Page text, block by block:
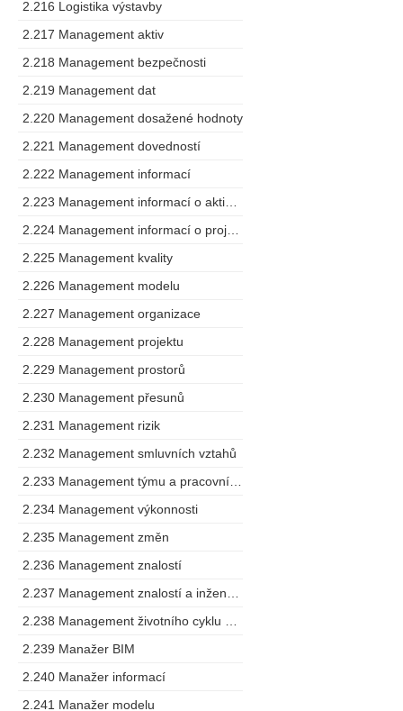
2.216 Logistika výstavby
2.217 Management aktiv
2.218 Management bezpečnosti
2.219 Management dat
2.220 Management dosažené hodnoty
2.221 Management dovedností
2.222 Management informací
2.225 Management kvality
2.226 Management modelu
2.227 Management organizace
2.228 Management projektu
2.229 Management prostorů
2.230 Management přesunů
2.231 Management rizik
2.232 Management smluvních vztahů
2.234 Management výkonnosti
2.235 Management změn
2.236 Management znalostí
2.239 Manažer BIM
2.240 Manažer informací
2.241 Manažer modelu